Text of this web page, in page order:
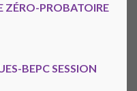
ZÉRO-PROBATOIRE
BEPC SESSION